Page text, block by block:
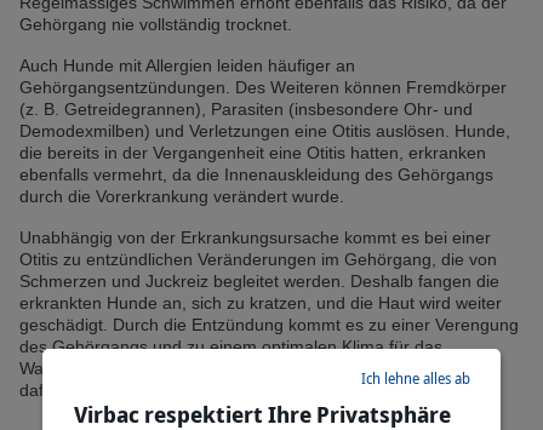
Gehörgang nie vollständig trocknet.
Auch Hunde mit Allergien leiden häufiger an
Gehörgangsentzündungen. Des Weiteren können Fremdkörper
(z. B. Getreidegrannen), Parasiten (insbesondere Ohr- und
Demodexmilben) und Verletzungen eine Otitis auslösen. Hunde,
die bereits in der Vergangenheit eine Otitis hatten, erkranken
ebenfalls vermehrt, da die Innenauskleidung des Gehörgangs
durch die Vorerkrankung verändert wurde.
Unabhängig von der Erkrankungsursache kommt es bei einer
Otitis zu entzündlichen Veränderungen im Gehörgang, die von
Schmerzen und Juckreiz begleitet werden. Deshalb fangen die
erkrankten Hunde an, sich zu kratzen, und die Haut wird weiter
geschädigt. Durch die Entzündung kommt es zu einer Verengung
des Gehörgangs und zu einem optimalen Klima für das
Wachstum von Krankheitserregern. Diese sorgen wiederum
dafür, dass die Entzündung nicht ausheilen kann.
Virbac respektiert Ihre Privatsphäre
Ich lehne alles ab